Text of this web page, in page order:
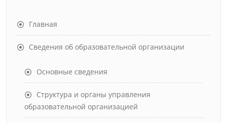
Главная
Сведения об образовательной организации
Основные сведения
Структура и органы управления
образовательной организацией